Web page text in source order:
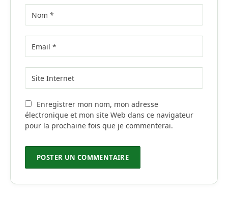
Enregistrer mon nom, mon adresse
électronique et mon site Web dans ce navigateur
pour la prochaine fois que je commenterai.